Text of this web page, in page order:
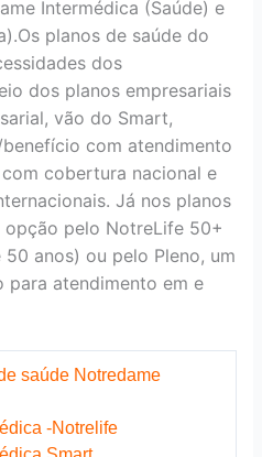
Intermédica (Saúde) e
planos de saúde do
dos
dos planos empresariais
vão do Smart,
com atendimento
cobertura nacional e
Já nos planos
opção pelo NotreLife 50+
anos) ou pelo Pleno, um
para atendimento em e
saúde Notredame
-Notrelife